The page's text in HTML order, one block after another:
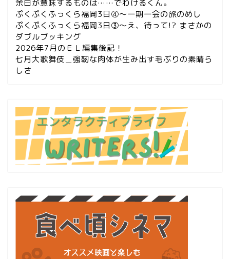
余白が意味するものは……でわけるくん。
ぷくぷくふっくら福岡3日④～一期一会の旅のめし
ぷくぷくふっくら福岡3日③～え、待って!? まさかの
ダブルブッキング
2026年7月のＥＬ編集後記！
七月大歌舞伎＿強靭な肉体が生み出す毛ぶりの素晴ら
しさ